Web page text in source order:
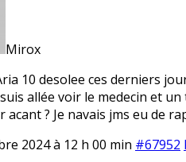
Mirox
10 desolee ces derniers
allée voir le medecin et
acant ? Je navais jms eu de
2024 à 12 h 00 min #67952